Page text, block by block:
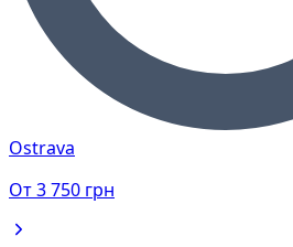
Ostrava
От3 750 грн